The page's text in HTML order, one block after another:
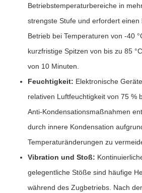
Betriebstemperaturbereiche in
strengste Stufe und erfordert einen
Betrieb bei Temperaturen von -40
kurzfristige Spitzen von bis zu 85
von 10 Minuten.
Feuchtigkeit: Elektronische
relativen Luftfeuchtigkeit von 75 %
Anti-Kondensationsmaßnahmen
durch innere Kondensation
Temperaturänderungen zu
Vibration und Stoß:
gelegentliche Stöße sind häufige
während des Zugbetriebs. Nach